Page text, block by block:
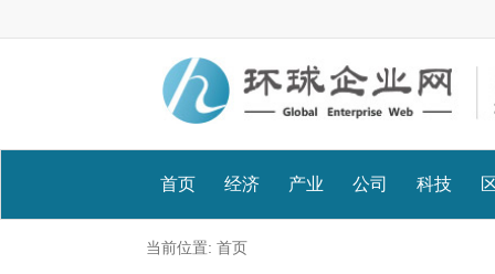
首页 经济 产业 公司 科技
当前位置: 首页